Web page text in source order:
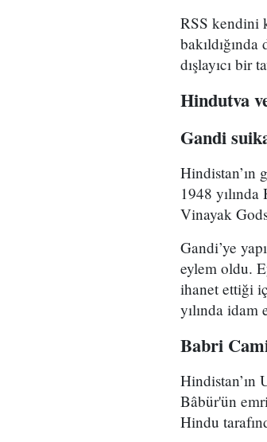
RSS kendini
dışlayıcı bir
Hindutva
Gandi
1948
Vinayak
Gandi’ye
eylem oldu.
ihanet ettiği
yılında idam
Babri
Hindistan’ın
Bâbür'ün
Hindu